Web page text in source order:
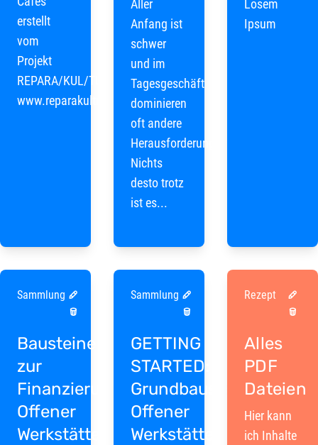
erstellt
vom
Projekt
REPARA/KUL/TUR
www.reparakultur.org
Aller
Anfang ist
schwer
und im
Tagesgeschäft
dominieren
oft andere
Herausforderungen.
Nichts
desto trotz
ist es...
Losem
Ipsum
Sammlung
Bausteine
zur
Finanzierung
Offener
Werkstätten
Sammlung
GETTING
STARTED:
Grundbausteine
Offener
Werkstätten
Rezept
Alles
PDF
Dateien
Hier kann
ich Inhalte